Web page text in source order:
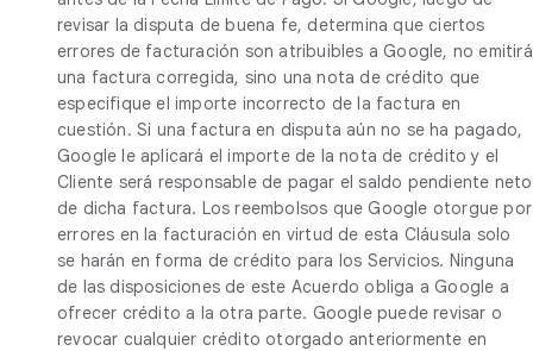
revisar la disputa de buena fe, determina que ciertos
errores de facturación son atribuibles a Google, no emitirá
una factura corregida, sino una nota de crédito que
especifique el importe incorrecto de la factura en
cuestión. Si una factura en disputa aún no se ha pagado,
Google le aplicará el importe de la nota de crédito y el
Cliente será responsable de pagar el saldo pendiente neto
de dicha factura. Los reembolsos que Google otorgue por
errores en la facturación en virtud de esta Cláusula solo
se harán en forma de crédito para los Servicios. Ninguna
de las disposiciones de este Acuerdo obliga a Google a
ofrecer crédito a la otra parte. Google puede revisar o
revocar cualquier crédito otorgado anteriormente en